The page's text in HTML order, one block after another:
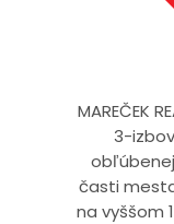
MAREČEK
3-
časti
na vyššom